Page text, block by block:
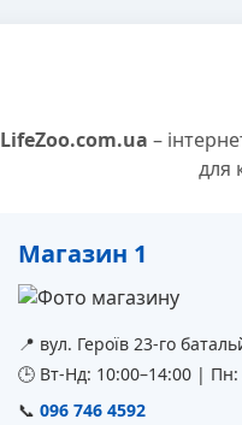
LifeZoo.com.ua –
для
Магазин 1
📍 вул. Героїв 23-го
🕒 Вт-Нд: 10:00–14:00 |
📞 096 746 4592